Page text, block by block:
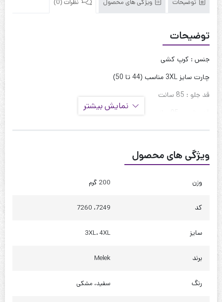
توضیحات ویژگی های محصول نظرات (0)
توضیحات
جنس : کرپ کشی
چارت سایز 3XL مناسب (44 تا 50)
قد جلو : 85 سانت
حلقه آستین : 52 سانت
دور بازو : 45 سانت
دور سینه : 110 تا 120
قد جلو : 85 سانت
قد پشت : 95 سانت
نمایش بیشتر
ویژگی های محصول
وزن 200 گرم
کد 7249، 7260
سایز 3XL، 4XL
برند Melek
رنگ سفید، مشکی